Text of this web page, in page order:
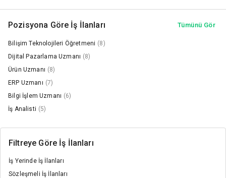
Pozisyona Göre İş İlanları Tümünü Gör
Bilişim Teknolojileri Öğretmeni (8)
Dijital Pazarlama Uzmanı (8)
Ürün Uzmanı (8)
ERP Uzmanı (7)
Bilgi İşlem Uzmanı (6)
İş Analisti (5)
Filtreye Göre İş İlanları
İş Yerinde İş İlanları
Sözleşmeli İş İlanları